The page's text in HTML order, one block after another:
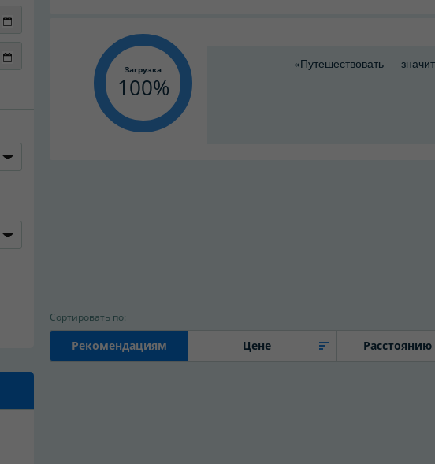
Загрузка
100
«Путешествовать —
Сортировать по:
Рекомендациям Цене Расстоянию